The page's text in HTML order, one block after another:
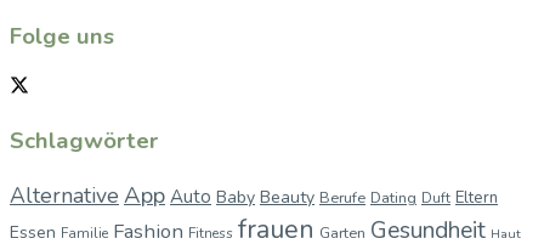
Folge uns
Schlagwörter
Alternative App Auto Baby Beauty Berufe Dating Duft Eltern
Essen Familie Fashion Fitness frauen Garten Gesundheit Haut